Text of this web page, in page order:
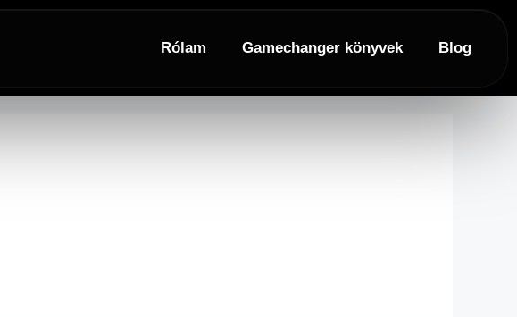
Rólam Gamechanger könyvek Blog